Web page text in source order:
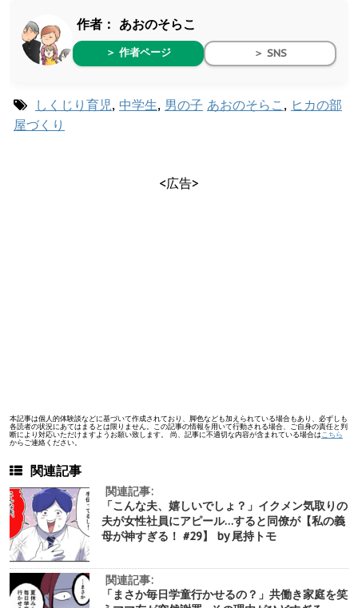
作者： あおのそらこ
＞ 作者ページ ＞ SNS
しくじり育児, 中学生, 男の子 あおのそらこ , ヒカの部
屋づくり
<広告>
本記事は個人的体験談などに基づいて作成されており、脚色なども加えられている場合もあり、必ずしも
各読者の状況にあてはまるとは限りません。この記事の情報を用いて行動される場合、ご自身の責任と判
断により対応いただけますようお願い致します。 尚、記事に不適切な内容が含まれている場合は こちら
からご連絡ください。
関連記事
関連記事:
「こんな夫、嬉しいでしょ？」イクメン気取りの
夫が女性社員にアピール…すると同僚が【私の義
母が神すぎる！ #29】 by 尾持トモ
関連記事:
「まさか毎日学童行かせるの？」共働き家庭を笑